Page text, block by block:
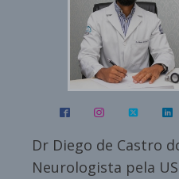
Dr Diego de Castro
Neurologista pela